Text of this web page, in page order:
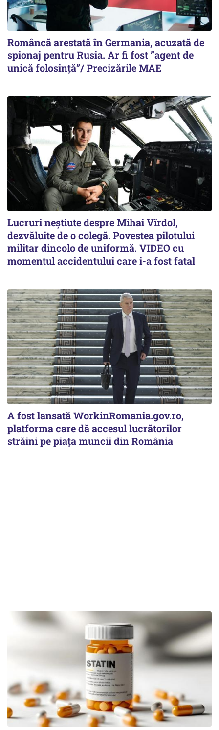
Româncă arestată în Germania, acuzată de
spionaj pentru Rusia. Ar fi fost ”agent de
unică folosință”/ Precizările MAE
Lucruri neștiute despre Mihai Vîrdol,
dezvăluite de o colegă. Povestea pilotului
militar dincolo de uniformă. VIDEO cu
momentul accidentului care i-a fost fatal
A fost lansată WorkinRomania.gov.ro,
platforma care dă accesul lucrătorilor
străini pe piața muncii din România